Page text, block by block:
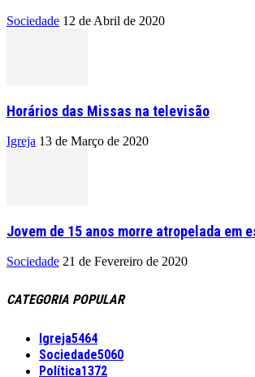
Sociedade 12 de Abril de 2020
Horários das Missas na televisão
Igreja 13 de Março de 2020
Jovem de 15 anos morre atropelada em
Sociedade 21 de Fevereiro de 2020
CATEGORIA POPULAR
Igreja5464
Sociedade5060
Política1372